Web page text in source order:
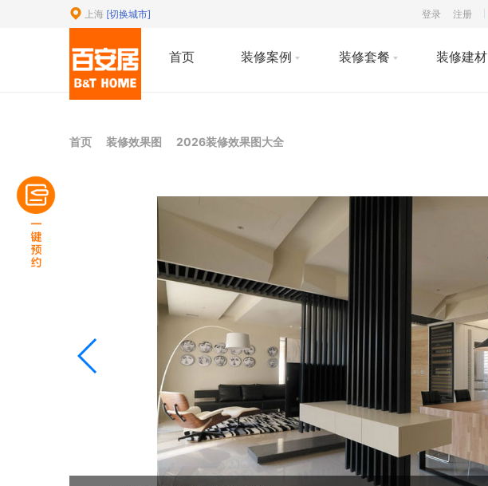
上海 [切换城市] 登录 注册
首页 装修案例 装修套餐 装修建材
首页 装修效果图 2026装修效果图大全